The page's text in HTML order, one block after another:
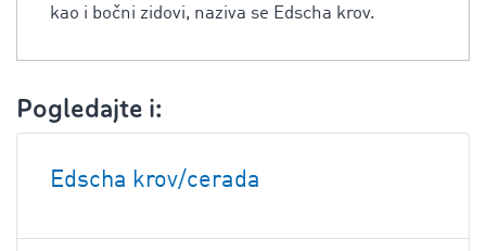
kao i bočni zidovi, naziva se Edscha krov.
Pogledajte i:
Edscha krov/cerada